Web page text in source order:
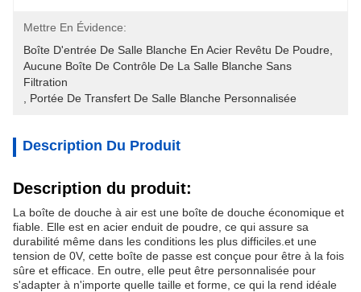
Mettre En Évidence:
Boîte D'entrée De Salle Blanche En Acier Revêtu De Poudre
Aucune Boîte De Contrôle De La Salle Blanche Sans
Filtration
Portée De Transfert De Salle Blanche Personnalisée
Description Du Produit
Description du produit:
La boîte de douche à air est une boîte de douche économique et
fiable. Elle est en acier enduit de poudre, ce qui assure sa
durabilité même dans les conditions les plus difficiles.et une
tension de 0V, cette boîte de passe est conçue pour être à la fois
sûre et efficace. En outre, elle peut être personnalisée pour
s'adapter à n'importe quelle taille et forme, ce qui la rend idéale